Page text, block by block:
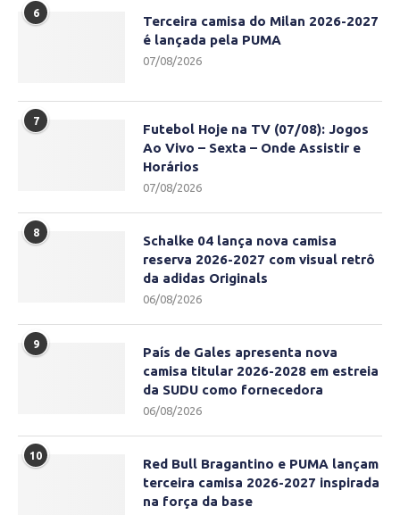
6
Terceira camisa do Milan 2026-2027
é lançada pela PUMA
07/08/2026
7
Futebol Hoje na TV (07/08): Jogos
Ao Vivo – Sexta – Onde Assistir e
Horários
07/08/2026
8
Schalke 04 lança nova camisa
reserva 2026-2027 com visual retrô
da adidas Originals
06/08/2026
9
País de Gales apresenta nova
camisa titular 2026-2028 em estreia
da SUDU como fornecedora
06/08/2026
10
Red Bull Bragantino e PUMA lançam
terceira camisa 2026-2027 inspirada
na força da base